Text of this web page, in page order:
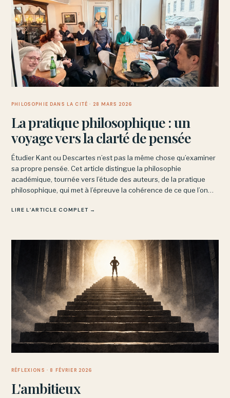
PHILOSOPHIE DANS LA CITÉ · 28 MARS 2026
La pratique philosophique : un
voyage vers la clarté de pensée
Étudier Kant ou Descartes n’est pas la même chose qu’examiner
sa propre pensée. Cet article distingue la philosophie
académique, tournée vers l’étude des auteurs, de la pratique
philosophique, qui met à l’épreuve la cohérence de ce que l’on
LIRE L’ARTICLE COMPLET →
RÉFLEXIONS · 8 FÉVRIER 2026
L'ambitieux